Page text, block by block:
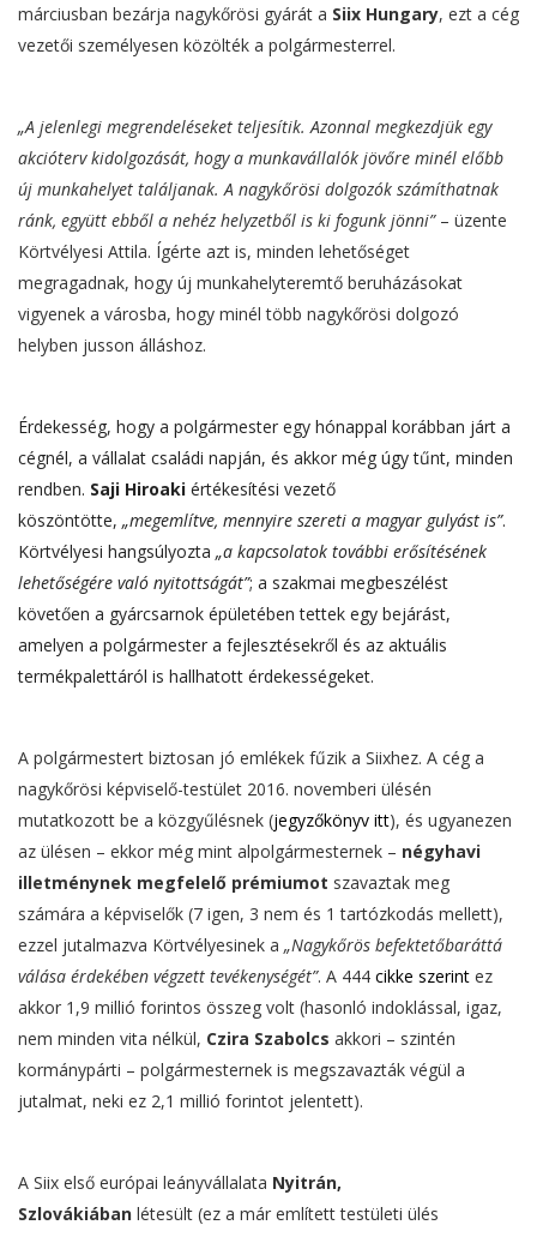
márciusban bezárja nagykőrösi gyárát a Siix Hungary, ezt a cég
vezetői személyesen közölték a polgármesterrel.
„A jelenlegi megrendeléseket teljesítik. Azonnal megkezdjük egy
akcióterv kidolgozását, hogy a munkavállalók jövőre minél előbb
új munkahelyet találjanak. A nagykőrösi dolgozók számíthatnak
ránk, együtt ebből a nehéz helyzetből is ki fogunk jönni”– üzente
Körtvélyesi Attila. Ígérte azt is, minden lehetőséget
megragadnak, hogy új munkahelyteremtő beruházásokat
vigyenek a városba, hogy minél több nagykőrösi dolgozó
helyben jusson álláshoz.
Érdekesség, hogy a polgármester egy hónappal korábban járt a
cégnél, a vállalat családi napján, és akkor még úgy tűnt, minden
rendben. Saji Hiroaki értékesítési vezető
köszöntötte, „megemlítve, mennyire szereti a magyar gulyást is”.
Körtvélyesi hangsúlyozta „a kapcsolatok további erősítésének
lehetőségére való nyitottságát”; a szakmai megbeszélést
követően a gyárcsarnok épületében tettek egy bejárást,
amelyen a polgármester a fejlesztésekről és az aktuális
termékpalettáról is hallhatott érdekességeket.
A polgármestert biztosan jó emlékek fűzik a Siixhez. A cég a
nagykőrösi képviselő-testület 2016. novemberi ülésén
mutatkozott be a közgyűlésnek (jegyzőkönyv itt), és ugyanezen
az ülésen – ekkor még mint alpolgármesternek – négyhavi
illetménynek megfelelő prémiumot szavaztak meg
számára a képviselők (7 igen, 3 nem és 1 tartózkodás mellett),
ezzel jutalmazva Körtvélyesinek a „Nagykőrös befektetőbaráttá
válása érdekében végzett tevékenységét”. A 444 cikke szerint ez
akkor 1,9 millió forintos összeg volt (hasonló indoklással, igaz,
nem minden vita nélkül, Czira Szabolcs akkori – szintén
kormánypárti – polgármesternek is megszavazták végül a
jutalmat, neki ez 2,1 millió forintot jelentett).
A Siix első európai leányvállalata Nyitrán,
Szlovákiában létesült (ez a már említett testületi ülés